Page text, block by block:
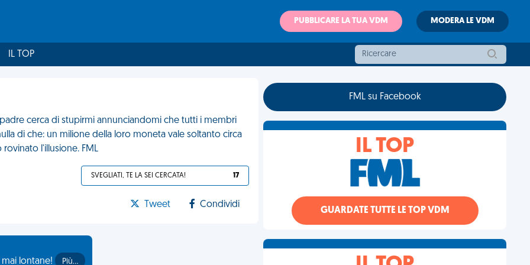
PUBBLICARE LA TUA VDM MODERA LE VDM
IL TOP
cerca di stupirmi annunciandomi che tutti i membri
di che: un milione della loro moneta vale soltanto circa
l'illusione. FML
SVEGLIATI, TE LA SEI CERCATA! 17
Tweet Condividi
lontane! Più…
FML su Facebook
IL TOP
GUARDATE TUTTE LE TOP VDM